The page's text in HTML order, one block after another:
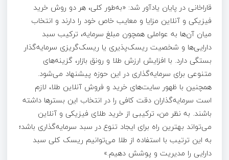
قاراخانی در پایان یادآور شد: «به‌طور کلی، هر دو روش خرید
فیزیکی و آنلاین مزایا و معایب خاص خود را دارند و انتخاب
میان آن‌ها به عواملی همچون مبلغ سرمایه، ترکیب سبد
دارایی‌ها و شخصیت ریسک‌پذیری یا ریسک‌گریزی سرمایه‌گذار
بستگی دارد. با افزایش ارزش طلا و رونق بازار، گزینه‌های
متنوعی برای سرمایه‌گذاری در این حوزه پیشنهاد می‌شود.
همچنین با ظهور سایت‌های خرید و فروش آنلاین طلا، لازم
است سرمایه‌گذاران دقت کافی را در انتخاب این بسترها داشته
باشند. به نظر من، ترکیبی از خرید طلای فیزیکی و آنلاین
می‌تواند بهترین راه برای ایجاد تنوع در سبد سرمایه‌گذاری باشد؛
به این ترتیب با استفاده از طلا می‌توانیم ریسک کلی سبد
دارایی را مدیریت و پوشش دهیم.»